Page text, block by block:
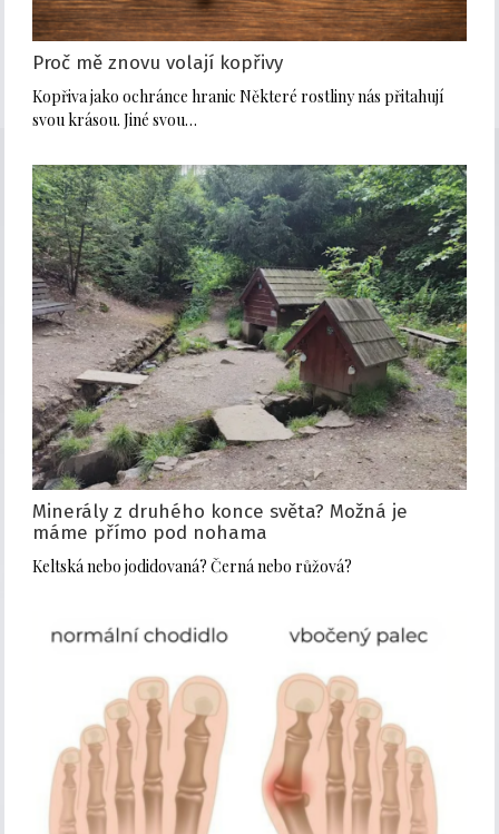
Proč mě znovu volají kopřivy
Kopřiva jako ochránce hranic Některé rostliny nás přitahují
svou krásou. Jiné svou…
Minerály z druhého konce světa? Možná je
máme přímo pod nohama
Keltská nebo jodidovaná? Černá nebo růžová?